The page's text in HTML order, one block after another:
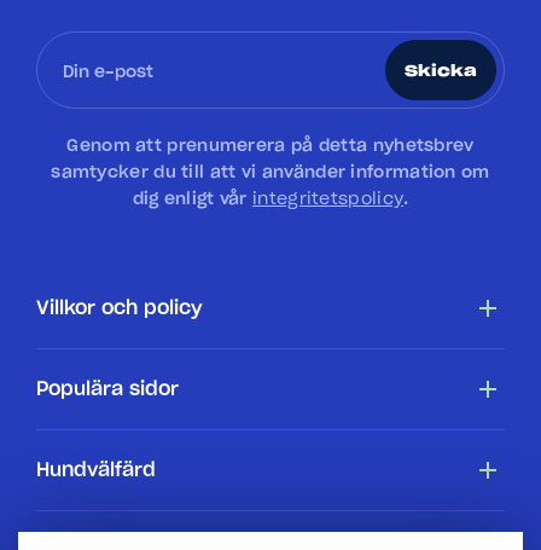
Skicka
Genom att prenumerera på detta nyhetsbrev
samtycker du till att vi använder information om
dig enligt vår integritetspolicy.
Villkor och policy
Tillgänglighetsredogörelse
Populära sidor
Hundar
Hundvälfärd